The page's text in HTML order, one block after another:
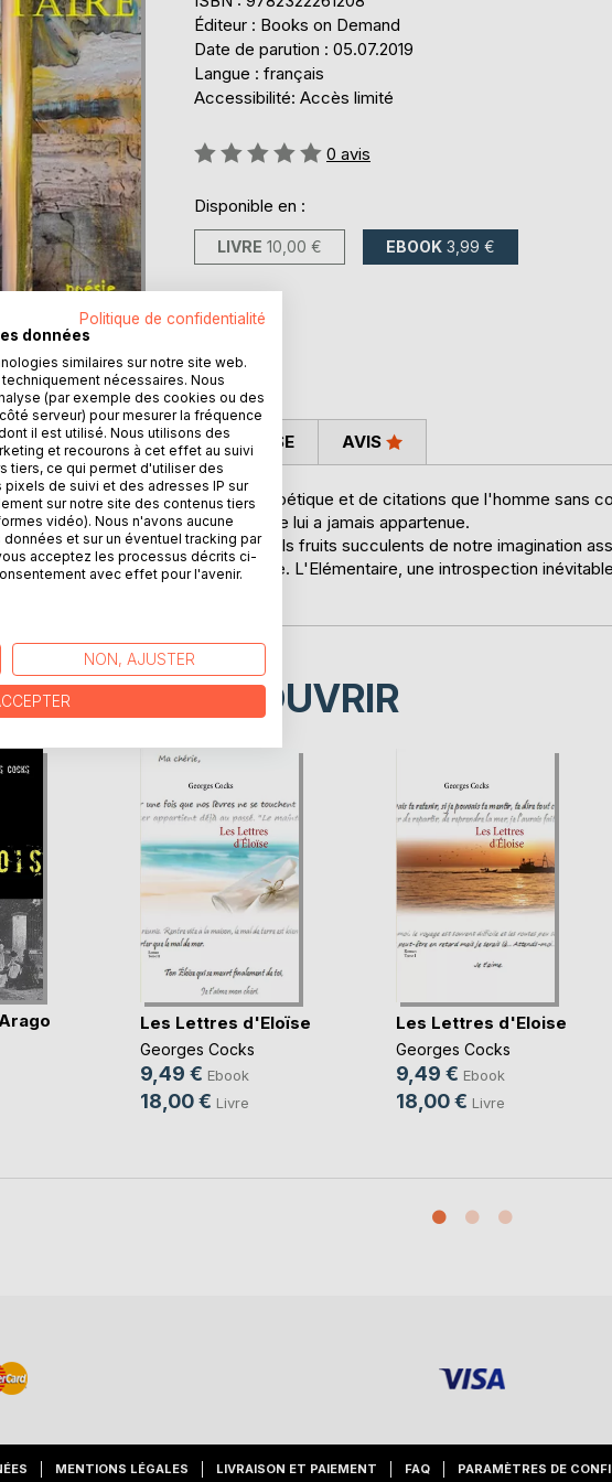
Éditeur : Books on Demand
Date de parution : 05.07.2019
Langue : français
Accessibilité: Accès limité
Évaluation:
0 avis
Disponible en :
LIVRE 10,00 € EBOOK 3,99 €
rappelle dans cette petite lecture poétique et de citations que l'homme sans
vécu parce que son existence ne lui a jamais appartenue.
dans une vallée stérile ou les seuls fruits succulents de notre imagination
nourrit pour garder en vie. L'Elémentaire, une introspection
notre existence.
AUTEUR(S) CRITIQUES PRESSE AVIS
À DÉCOUVRIR
Les Lettres d'Eloïse
Georges Cocks
9,49 € Ebook
18,00 € Livre
Les Lettres d'Eloise
Georges Cocks
9,49 € Ebook
18,00 € Livre
MENTIONS LÉGALES LIVRAISON ET PAIEMENT FAQ PARAMÈTRES DE
Politique de confidentialité
données
similaires sur notre site web.
nécessaires. Nous
(par exemple des cookies ou des
serveur) pour mesurer la fréquence
il est utilisé. Nous utilisons des
et recourons à cet effet au suivi
tiers, ce qui permet d'utiliser des
de suivi et des adresses IP sur
sur notre site des contenus tiers
vidéo). Nous n'avons aucune
et sur un éventuel tracking par
acceptez les processus décrits ci-
avec effet pour l'avenir.
NON, AJUSTER